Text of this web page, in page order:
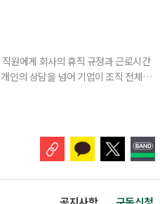
즉석식품, 통조림 등 외부에서 조
원에게 회사의 휴직 규정과 근로시간
인의 상담을 넘어 기업이 조직 전체의